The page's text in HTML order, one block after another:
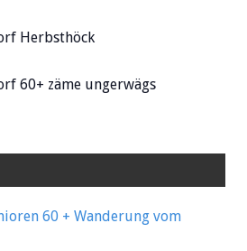
Herbsthöck
60+ zäme ungerwägs
60 + Wanderung vom